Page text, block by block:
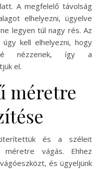
A megfelelő távolság
elhelyezni, ügyelve
legyen túl nagy rés. Az
kell elhelyezni, hogy
nézzenek, így a
el.
méretre
és a széleit
méretre vágás. Ehhez
és ügyeljünk